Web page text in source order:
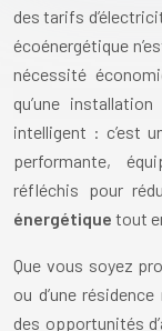
des tarifs
écoénergétique
nécessité
qu’une
intelligent : c’est
performante,
réfléchis pour
énergétique tout
Que vous soyez
ou d’une
des opportunités